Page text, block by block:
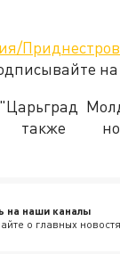
также
на наши каналы
о главных